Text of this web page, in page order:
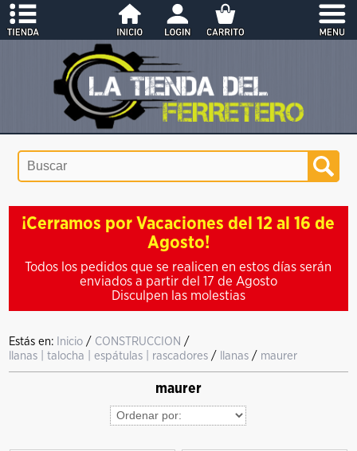
¡Cerramos por Vacaciones del 12 al 16 de
Agosto!
Todos los pedidos que se realicen en estos días serán
enviados a partir del 17 de Agosto
Disculpen las molestias
Estás en: Inicio / CONSTRUCCION /
llanas | talocha | espátulas | rascadores / llanas / maurer
maurer